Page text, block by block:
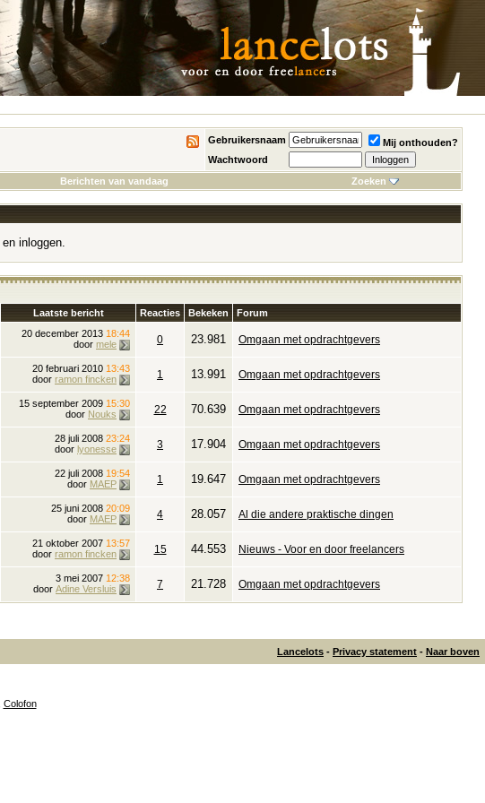
Gebruikersnaam
Mij onthouden?
Wachtwoord
Berichten van vandaag Zoeken
en inloggen.
Laatste bericht Reacties Bekeken Forum
20 december 2013 18:44
door mele 0 23.981 Omgaan met opdrachtgevers
20 februari 2010 13:43
door ramon fincken 1 13.991 Omgaan met opdrachtgevers
15 september 2009 15:30
door Nouks 22 70.639 Omgaan met opdrachtgevers
28 juli 2008 23:24
door lyonesse 3 17.904 Omgaan met opdrachtgevers
22 juli 2008 19:54
door MAEP 1 19.647 Omgaan met opdrachtgevers
25 juni 2008 20:09
door MAEP 4 28.057 Al die andere praktische dingen
21 oktober 2007 13:57
door ramon fincken 15 44.553 Nieuws - Voor en door freelancers
3 mei 2007 12:38
door Adine Versluis 7 21.728 Omgaan met opdrachtgevers
Lancelots - Privacy statement - Naar boven
Colofon